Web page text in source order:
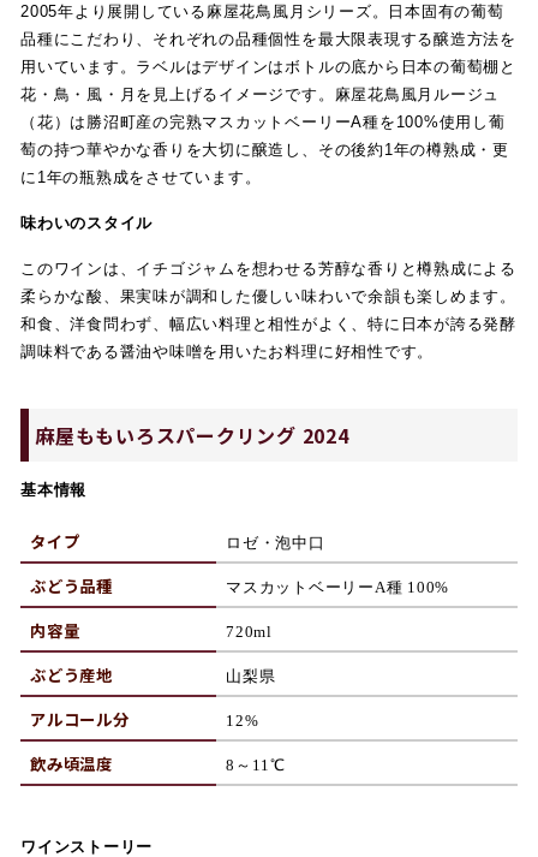
2005年より展開している麻屋花鳥風月シリーズ。日本固有の葡萄
品種にこだわり、それぞれの品種個性を最大限表現する醸造方法を
用いています。ラベルはデザインはボトルの底から日本の葡萄棚と
花・鳥・風・月を見上げるイメージです。麻屋花鳥風月ルージュ
（花）は勝沼町産の完熟マスカットベーリーA種を100%使用し葡
萄の持つ華やかな香りを大切に醸造し、その後約1年の樽熟成・更
に1年の瓶熟成をさせています。
味わいのスタイル
このワインは、イチゴジャムを想わせる芳醇な香りと樽熟成による
柔らかな酸、果実味が調和した優しい味わいで余韻も楽しめます。
和食、洋食問わず、幅広い料理と相性がよく、特に日本が誇る発酵
調味料である醤油や味噌を用いたお料理に好相性です。
麻屋ももいろスパークリング 2024
基本情報
タイプ ロゼ・泡中口
ぶどう品種 マスカットベーリーA種 100%
内容量 720ml
ぶどう産地 山梨県
アルコール分 12%
飲み頃温度 8 ～ 11℃
ワインストーリー